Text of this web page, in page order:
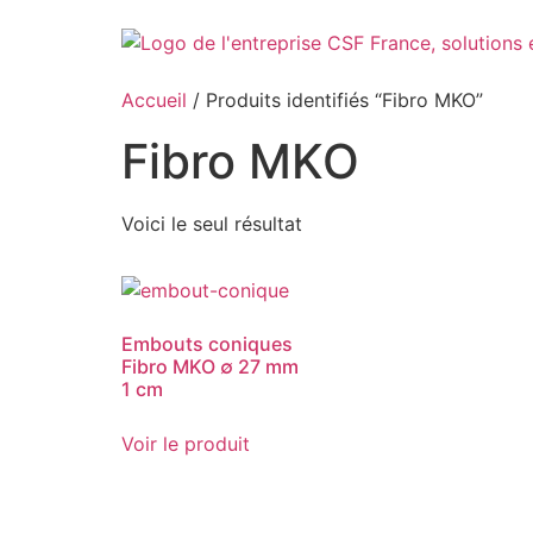
Accueil / Produits identifiés “Fibro MKO”
Fibro MKO
Voici le seul résultat
Embouts coniques
Fibro MKO ∅ 27 mm
1 cm
Voir le produit